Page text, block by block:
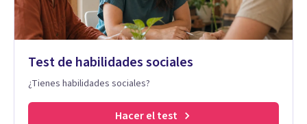
Test de habilidades sociales
¿Tienes habilidades sociales?
Hacer el test